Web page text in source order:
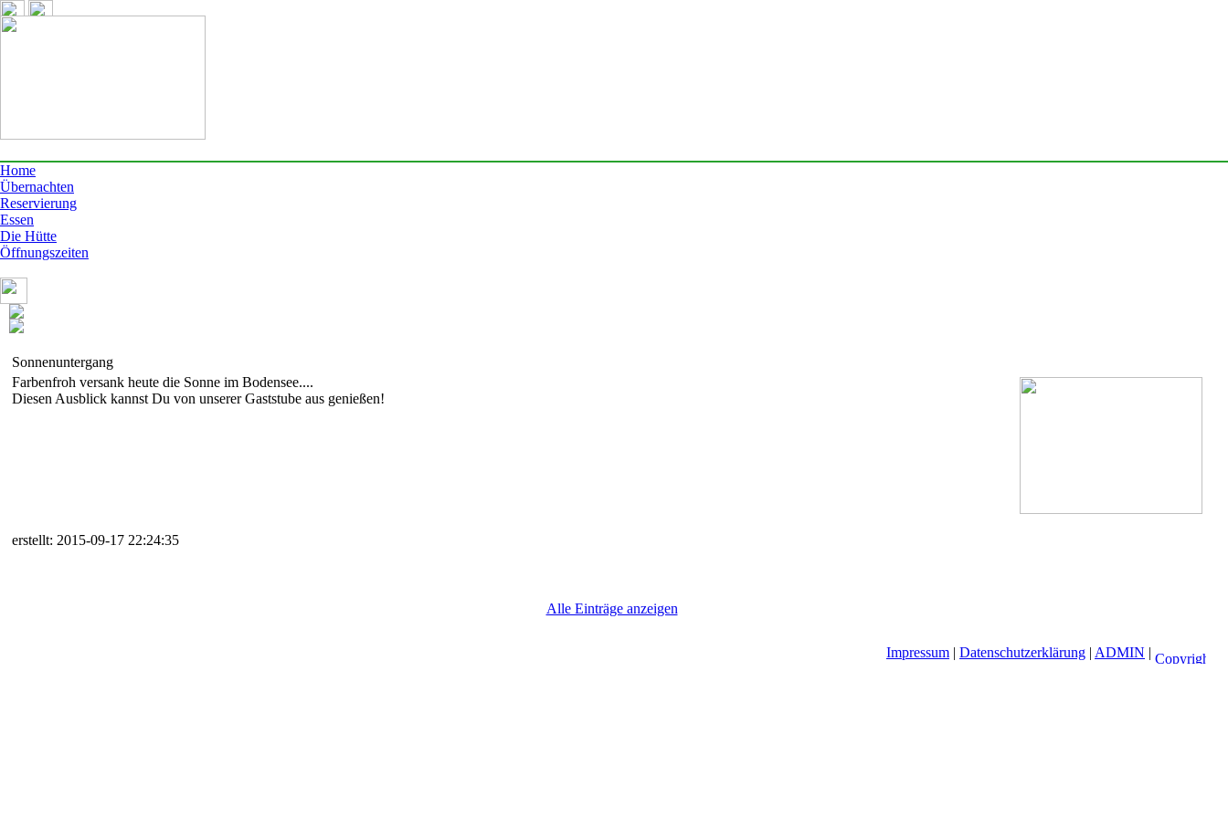
Home
Übernachten
Reservierung
Essen
Die Hütte
Öffnungszeiten
Sonnenuntergang
Farbenfroh versank heute die Sonne im Bodensee....
Diesen Ausblick kannst Du von unserer Gaststube aus genießen!
erstellt: 2015-09-17 22:24:35
Alle Einträge anzeigen
Impressum | Datenschutzerklärung | ADMIN |